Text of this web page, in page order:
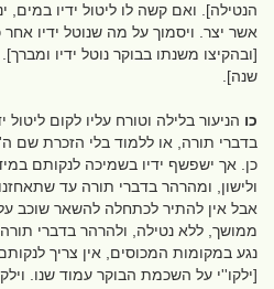
הנטילה]. ואם קשה לו ליטול ידיו במים,
אשר יצר. ויסמוך על מה שנוטל ידיו
[ובהקיצו משנתו בבוקר נוטל ידיו
שנה].
כו הניעור בלילה וטורח עליו לקום ליטול
בדברי תורה, או ללמוד בלי הזכרת שם
כן. אך ישפשף ידיו בשמיכה לנקותם
ולישון, ומהרהר בדברי תורה עד
אבל אין להתיר לכתחלה להשאר שוכב
ממושך, ללא נטילה, ולהרהר בדברי
נגע במקומות המכוסים, אין צריך
[ילקו''י על השכמת הבוקר עמוד שנו.